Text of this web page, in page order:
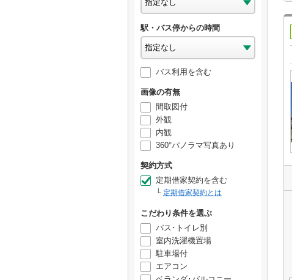
駅・バス停からの時間
バス利用を含む
画像の有無
間取図付
外観
内観
360°パノラマ写真あり
契約方式
定期借家契約を含む
定期借家契約とは
こだわり条件を選ぶ
バス･トイレ別
室内洗濯機置場
駐車場付
エアコン